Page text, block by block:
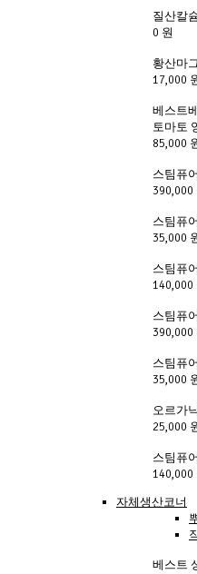
질산칼
0 원
황산마
17,000
베스트
토마토
85,000
스팀퓨
390,000
스팀퓨
35,000
스팀퓨
140,000
스팀퓨
390,000
스팀퓨
35,000
오르가
25,000
스팀퓨
140,000
자체생산코너
베스트